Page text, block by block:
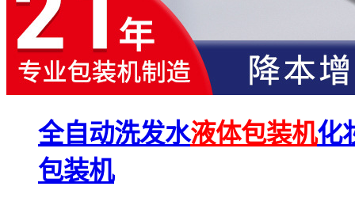
全自动洗发水液体包装机化
包装机